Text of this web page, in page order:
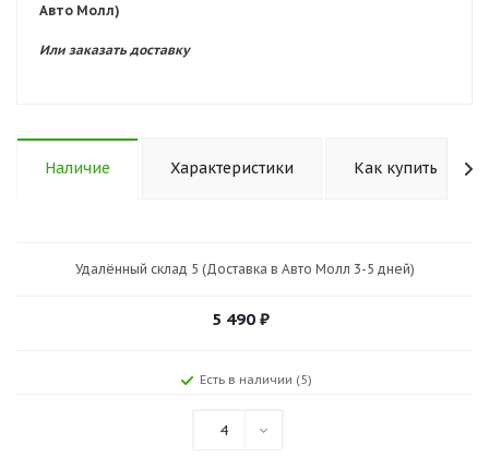
Авто Молл)
Или заказать доставку
Наличие Характеристики Как купить
Удалённый склад 5 (Доставка в Авто Молл 3-5 дней)
5 490 ₽
Есть в наличии (5)
4